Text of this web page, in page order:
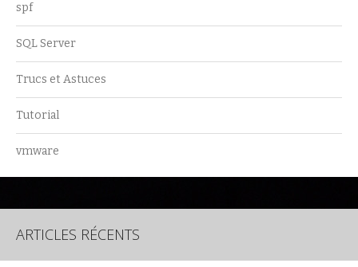
spf
SQL Server
Trucs et Astuces
Tutorial
vmware
ARTICLES RÉCENTS